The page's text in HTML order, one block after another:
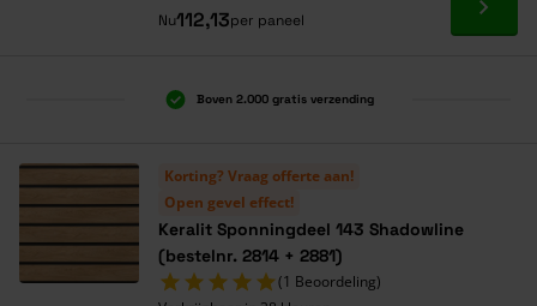
Nu112,13per paneel Ga
Boven 2.000 gratis verzending
Korting? Vraag offerte aan!
Open gevel effect!
Keralit Sponningdeel 143 Shadowline
(bestelnr. 2814 + 2881)
(1 Beoordeling)